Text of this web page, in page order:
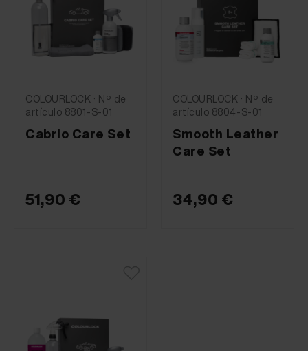
COLOURLOCK · Nº de
artículo 8801-S-01
Cabrio Care Set
51,90 €
COLOURLOCK · Nº de
artículo 8804-S-01
Smooth Leather
Care Set
34,90 €